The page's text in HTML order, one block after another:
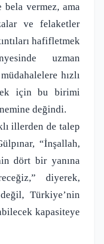
bela vermez, ama
ve felaketler
hafifletmek
uzman
hızlı
için bu birimi
değindi.
illerden de talep
“İnşallah,
dört bir yanına
diyerek,
değil, Türkiye’nin
kapasiteye